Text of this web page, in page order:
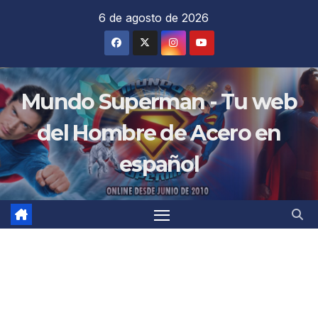
6 de agosto de 2026
Mundo Superman - Tu web
del Hombre de Acero en
español